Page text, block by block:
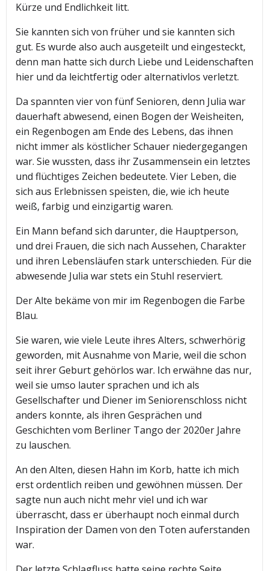
Kürze und Endlichkeit litt.
Sie kannten sich von früher und sie kannten sich
gut. Es wurde also auch ausgeteilt und eingesteckt,
denn man hatte sich durch Liebe und Leidenschaften
hier und da leichtfertig oder alternativlos verletzt.
Da spannten vier von fünf Senioren, denn Julia war
dauerhaft abwesend, einen Bogen der Weisheiten,
ein Regenbogen am Ende des Lebens, das ihnen
nicht immer als köstlicher Schauer niedergegangen
war. Sie wussten, dass ihr Zusammensein ein letztes
und flüchtiges Zeichen bedeutete. Vier Leben, die
sich aus Erlebnissen speisten, die, wie ich heute
weiß, farbig und einzigartig waren.
Ein Mann befand sich darunter, die Hauptperson,
und drei Frauen, die sich nach Aussehen, Charakter
und ihren Lebensläufen stark unterschieden. Für die
abwesende Julia war stets ein Stuhl reserviert.
Der Alte bekäme von mir im Regenbogen die Farbe
Blau.
Sie waren, wie viele Leute ihres Alters, schwerhörig
geworden, mit Ausnahme von Marie, weil die schon
seit ihrer Geburt gehörlos war. Ich erwähne das nur,
weil sie umso lauter sprachen und ich als
Gesellschafter und Diener im Seniorenschloss nicht
anders konnte, als ihren Gesprächen und
Geschichten vom Berliner Tango der 2020er Jahre
zu lauschen.
An den Alten, diesen Hahn im Korb, hatte ich mich
erst ordentlich reiben und gewöhnen müssen. Der
sagte nun auch nicht mehr viel und ich war
überrascht, dass er überhaupt noch einmal durch
Inspiration der Damen von den Toten auferstanden
war.